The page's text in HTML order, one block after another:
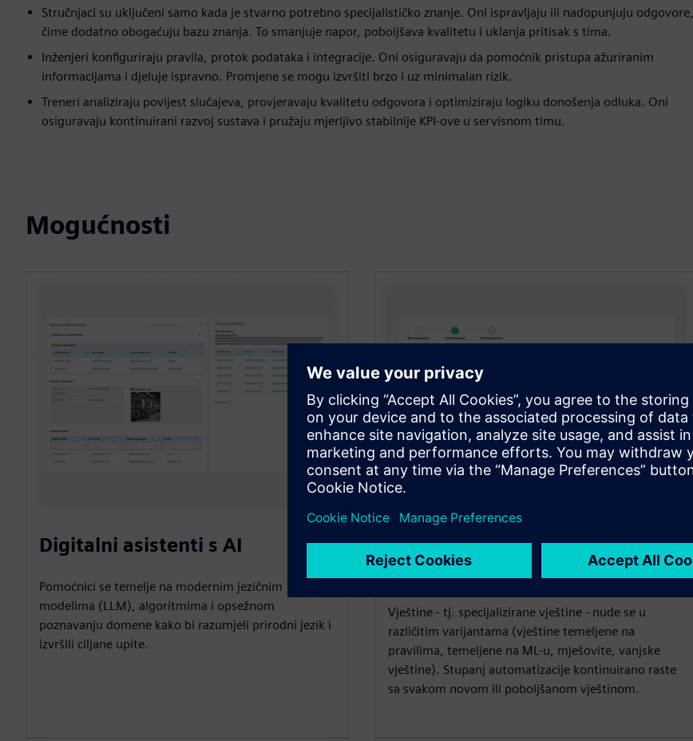
Stručnjaci su uključeni samo kada je stvarno potrebno specijalističko znanje. Oni ispravljaju ili nadopunjuju odgovore,
čime dodatno obogaćuju bazu znanja. To smanjuje napor, poboljšava kvalitetu i uklanja pritisak s tima.
Inženjeri konfiguriraju pravila, protok podataka i integracije. Oni osiguravaju da pomoćnik pristupa ažuriranim
informacijama i djeluje ispravno. Promjene se mogu izvršiti brzo i uz minimalan rizik.
Treneri analiziraju povijest slučajeva, provjeravaju kvalitetu odgovora i optimiziraju logiku donošenja odluka. Oni
osiguravaju kontinuirani razvoj sustava i pružaju mjerljivo stabilnije KPI-ove u servisnom timu.
Mogućnosti
Digitalni asistenti s AI
Pomoćnici se temelje na modernim jezičnim
modelima (LLM), algoritmima i opsežnom
poznavanju domene kako bi razumjeli prirodni jezik i
izvršili ciljane upite.
Prilagodljiva arhitektura
vještina
Vještine - tj. specijalizirane vještine - nude se u
različitim varijantama (vještine temeljene na
pravilima, temeljene na ML-u, mješovite, vanjske
vještine). Stupanj automatizacije kontinuirano raste
sa svakom novom ili poboljšanom vještinom.